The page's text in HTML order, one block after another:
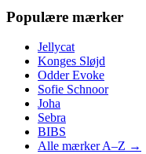
Populære mærker
Jellycat
Konges Sløjd
Odder Evoke
Sofie Schnoor
Joha
Sebra
BIBS
Alle mærker A–Z →